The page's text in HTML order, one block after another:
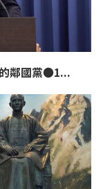
的鄰國黨●1...